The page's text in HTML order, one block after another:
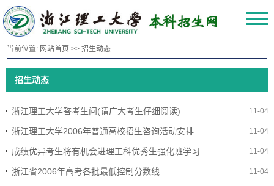
当前位置: 网站首页 >>招生动态
招生动态
浙江理工大学答考生问(请广大考生仔细阅读) 11-04
浙江理工大学2006年普通高校招生咨询活动安排 11-04
成绩优异考生将有机会进理工科优秀生强化班学习 11-04
浙江省2006年高考各批最低控制分数线 11-04